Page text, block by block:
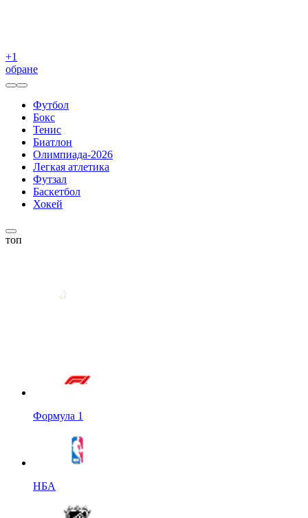
+1
обране
Футбол
Бокс
Тенис
Биатлон
Олимпиада-2026
Легкая атлетика
Футзал
Баскетбол
Хокей
топ
Формула 1
НБА